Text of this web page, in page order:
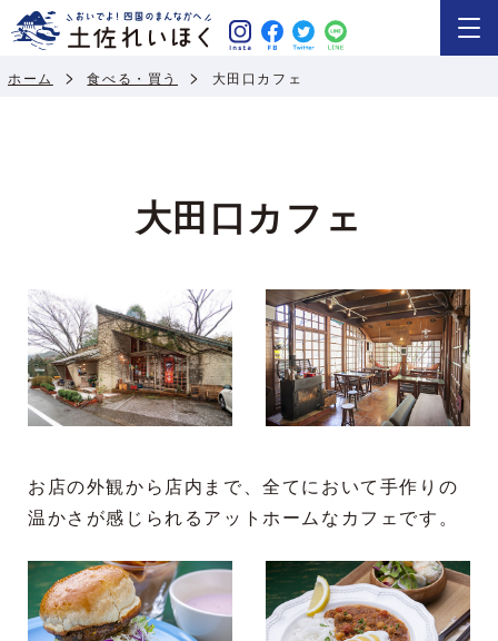
ホーム 食べる・買う 大田口カフェ
大田口カフェ
お店の外観から店内まで、全てにおいて手作りの
温かさが感じられるアットホームなカフェです。